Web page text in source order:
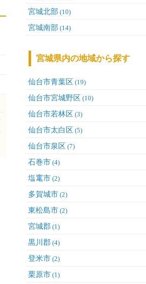
宮城北部 (10)
宮城南部 (14)
宮城県内の地域から探す
仙台市青葉区 (19)
仙台市宮城野区 (10)
仙台市若林区 (3)
仙台市太白区 (5)
仙台市泉区 (7)
石巻市 (4)
塩竃市 (2)
多賀城市 (2)
東松島市 (2)
宮城郡 (1)
黒川郡 (4)
登米市 (2)
栗原市 (1)